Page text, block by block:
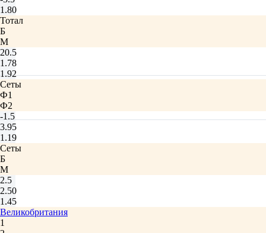
1.80
Тотал
Б
М
20.5
1.78
1.92
Сеты
Ф1
Ф2
-1.5
3.95
1.19
Сеты
Б
М
2.5
2.50
1.45
Великобритания
1